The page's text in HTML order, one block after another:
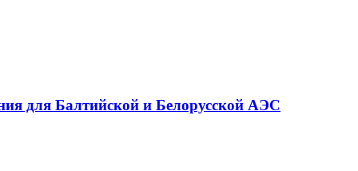
для Балтийской и Белорусской АЭС